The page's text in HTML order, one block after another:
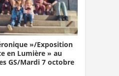
»/Exposition
en Lumière » au
GS/Mardi 7 octobre